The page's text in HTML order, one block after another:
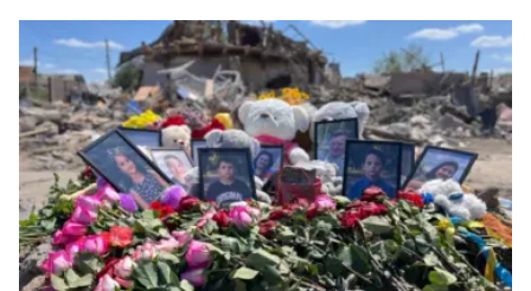
МОЯ НОВОСТЬ
Заголовок новости
+ Добавить
заголовок